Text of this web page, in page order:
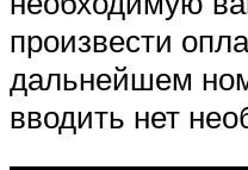
произвести
дальнейшем
вводить нет